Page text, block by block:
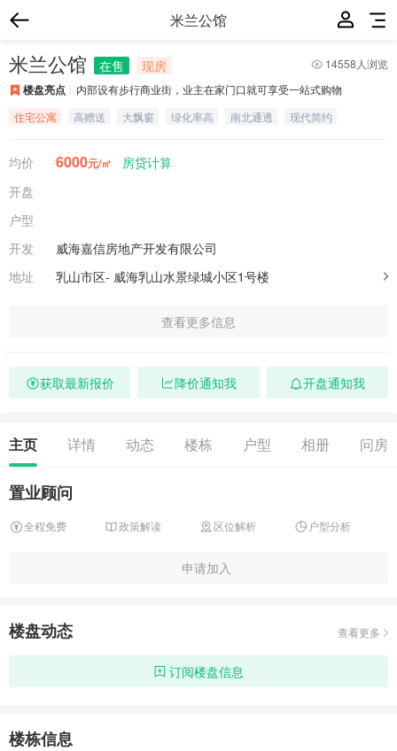
米兰公馆
米兰公馆 在售 现房 14558人浏览
楼盘亮点
内部设有步行商业街，业主在家门口就可享受一站式购物
住宅公寓
高赠送 大飘窗 绿化率高 南北通透 现代简约
均价 6000元/㎡
房贷计算
开盘
户型
开发
威海嘉信房地产开发有限公司
地址
乳山市区- 威海乳山水景绿城小区1号楼
查看更多信息
获取最新报价 降价通知我 开盘通知我
主页 详情 动态 楼栋 户型 相册 问房
置业顾问
全程免费 政策解读 区位解析 户型分析
申请加入
楼盘动态 查看更多
订阅楼盘信息
楼栋信息